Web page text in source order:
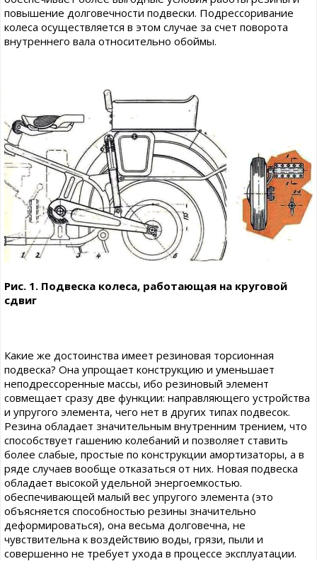
повышение долговечности подвески. Подрессоривание
колеса осуществляется в этом случае за счет поворота
внутреннего вала относительно обоймы.
Рис. 1. Подвеска колеса, работающая на круговой
сдвиг
Какие же достоинства имеет резиновая торсионная
подвеска? Она упрощает конструкцию и уменьшает
неподрессоренные массы, ибо резиновый элемент
совмещает сразу две функции: направляющего устройства
и упругого элемента, чего нет в других типах подвесок.
Резина обладает значительным внутренним трением, что
способствует гашению колебаний и позволяет ставить
более слабые, простые по конструкции амортизаторы, а в
ряде случаев вообще отказаться от них. Новая подвеска
обладает высокой удельной энергоемкостью.
обеспечивающей малый вес упругого элемента (это
объясняется способностью резины значительно
деформироваться), она весьма долговечна, не
чувствительна к воздействию воды, грязи, пыли и
совершенно не требует ухода в процессе эксплуатации.